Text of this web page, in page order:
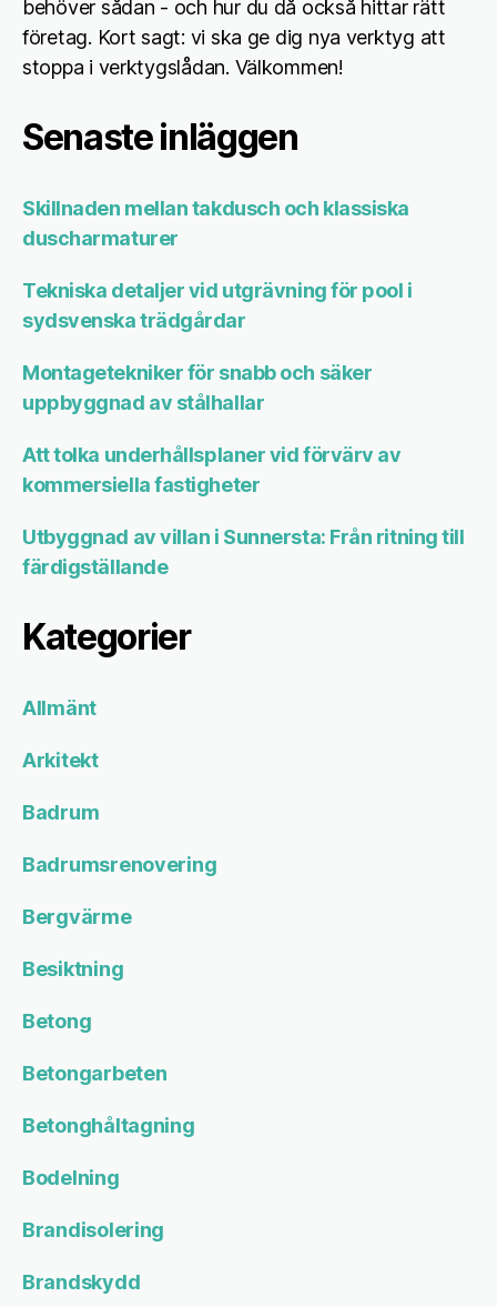
behöver sådan - och hur du då också hittar rätt
företag. Kort sagt: vi ska ge dig nya verktyg att
stoppa i verktygslådan. Välkommen!
Senaste inläggen
Skillnaden mellan takdusch och klassiska
duscharmaturer
Tekniska detaljer vid utgrävning för pool i
sydsvenska trädgårdar
Montagetekniker för snabb och säker
uppbyggnad av stålhallar
Att tolka underhållsplaner vid förvärv av
kommersiella fastigheter
Utbyggnad av villan i Sunnersta: Från ritning till
färdigställande
Kategorier
Allmänt
Arkitekt
Badrum
Badrumsrenovering
Bergvärme
Besiktning
Betong
Betongarbeten
Betonghåltagning
Bodelning
Brandisolering
Brandskydd